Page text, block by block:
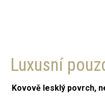
Luxusní
Kovově lesklý povrch,